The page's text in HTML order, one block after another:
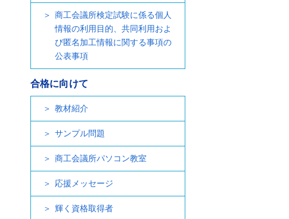
商工会議所検定試験に係る個人
情報の利用目的、共同利用およ
び匿名加工情報に関する事項の
公表事項
合格に向けて
教材紹介
サンプル問題
商工会議所パソコン教室
応援メッセージ
輝く資格取得者